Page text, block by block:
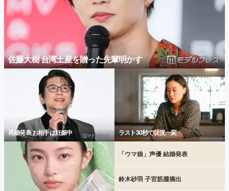
佐藤大樹 台湾土産を贈った先輩明かす
再婚発表 お相手は妊娠中 ラスト30秒で状況一変
「ウマ娘」声優 結婚発表
鈴木砂羽 子宮筋腫摘出